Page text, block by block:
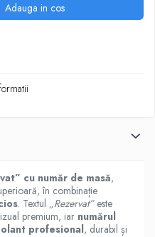
Adauga in cos
cu număr de masă,
în combinație
. Textul „Rezervat”este
premium, iar numărul
profesional, durabil și